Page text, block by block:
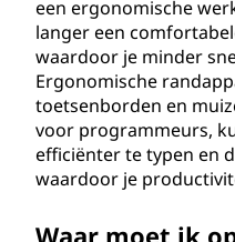
een ergonomische
langer een
waardoor je minder
Ergonomische
toetsenborden en
voor programmeurs,
efficiënter te typen en
waardoor je
Waar moet ik